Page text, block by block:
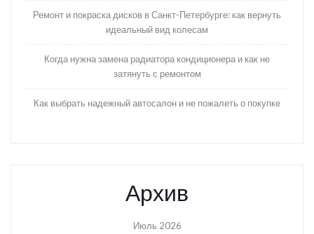
Ремонт и покраска дисков в Санкт-Петербурге: как вернуть
идеальный вид колесам
Когда нужна замена радиатора кондиционера и как не
затянуть с ремонтом
Как выбрать надежный автосалон и не пожалеть о покупке
Архив
Июль 2026